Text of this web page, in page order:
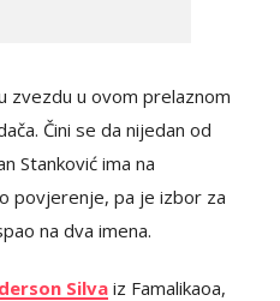
zvezdu u ovom prelaznom
Čini se da nijedan od
Stanković ima na
povjerenje, pa je izbor za
na dva imena.
Silva iz Famalikaoa,